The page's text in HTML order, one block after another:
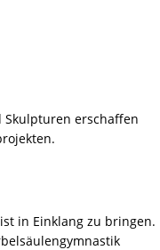
Skulpturen erschaffen
in Einklang zu bringen.